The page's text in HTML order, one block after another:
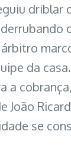
driblar
da
a
João
se